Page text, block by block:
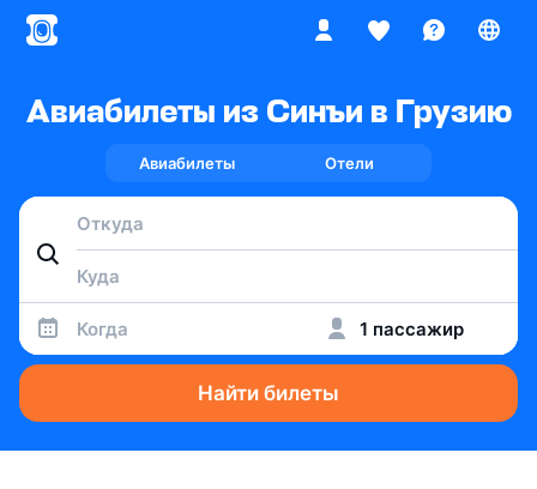
Авиабилеты из Синъи в Грузию
Авиабилеты Отели
Когда 1 пассажир
Найти билеты